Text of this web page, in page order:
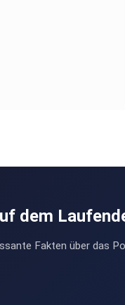
dem
Fakten über das